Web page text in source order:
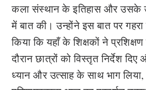
कला संस्थान के इतिहास और उसके
में बात की। उन्होंने इस बात पर
किया कि यहाँ के शिक्षकों ने
दौरान छात्रों को विस्तृत निर्देश
ध्यान और उत्साह के साथ भाग